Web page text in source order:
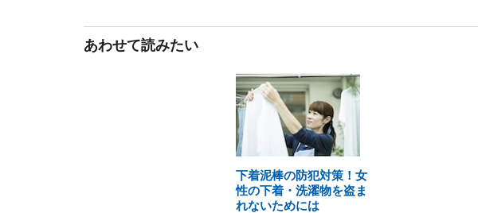
あわせて読みたい
下着泥棒の防犯対策！女
性の下着・洗濯物を盗ま
れないためには